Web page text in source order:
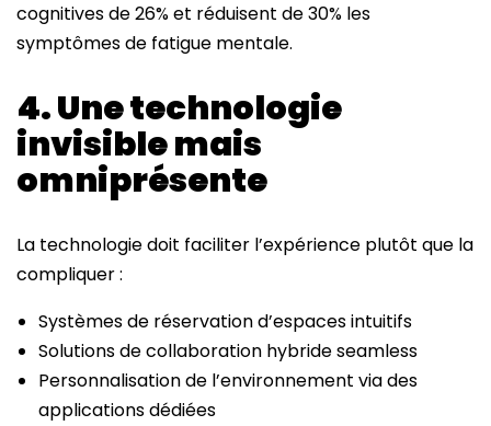
cognitives de 26% et réduisent de 30% les
symptômes de fatigue mentale.
4. Une technologie
invisible mais
omniprésente
La technologie doit faciliter l’expérience plutôt que la
compliquer :
Systèmes de réservation d’espaces intuitifs
Solutions de collaboration hybride seamless
Personnalisation de l’environnement via des
applications dédiées